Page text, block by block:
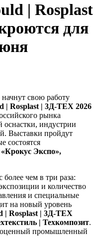
| Rosplast
для
свою работу
| Rosplast | 3Д-ТЕХ 2026
рынка
оснастки, индустрии
Выставки пройдут
состоятся
Экспо»,
чем в три раза:
и количество
и специальные
на новый уровень
| Rosplast | 3Д-ТЕХ
| Техкомпозит.
промышленный